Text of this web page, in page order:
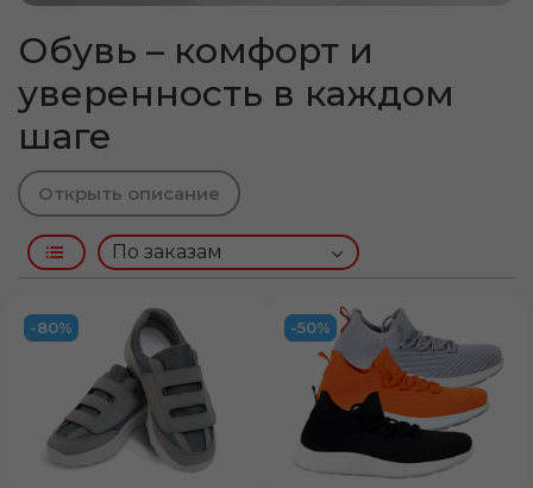
Обувь – комфорт и
уверенность в каждом
шаге
Открыть описание
-80% -50%